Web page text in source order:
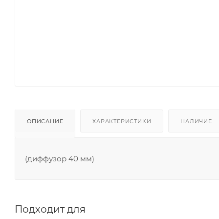
ОПИСАНИЕ ХАРАКТЕРИСТИКИ НАЛИЧИЕ
(диффузор 40 мм)
Подходит для